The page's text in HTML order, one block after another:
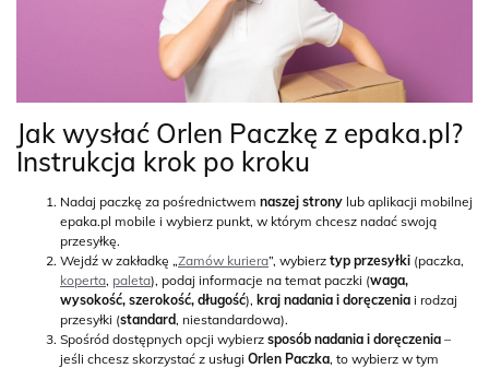
Jak wysłać Orlen Paczkę z epaka.pl?
Instrukcja krok po kroku
Nadaj paczkę za pośrednictwem naszej strony lub aplikacji mobilnej
epaka.pl mobile i wybierz punkt, w którym chcesz nadać swoją
przesyłkę.
Wejdź w zakładkę „Zamów kuriera”, wybierz typ przesyłki (paczka,
koperta, paleta), podaj informacje na temat paczki (waga,
wysokość, szerokość, długość), kraj nadania i doręczenia i rodzaj
przesyłki (standard, niestandardowa).
Spośród dostępnych opcji wybierz sposób nadania i doręczenia –
jeśli chcesz skorzystać z usługi Orlen Paczka, to wybierz w tym